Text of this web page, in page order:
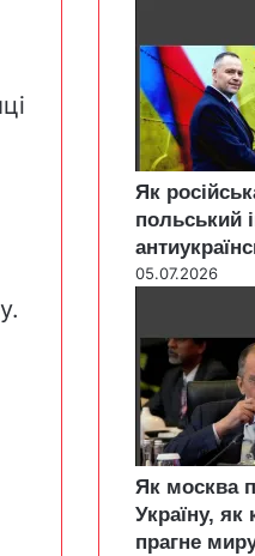
Як
польський
05.07.2026
Як москва
Україну, як
прагне